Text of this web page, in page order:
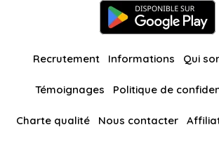
Recrutement Informations Qui
Témoignages Politique de
Charte qualité Nous contacter